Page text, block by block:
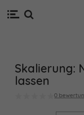
Skalierung:
lassen
0